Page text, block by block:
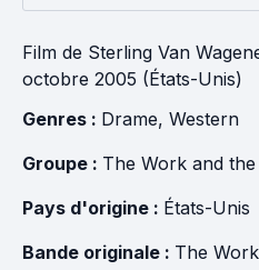
Film de Sterling Van
octobre 2005 (États-Unis)
Genres : Drame, Western
Groupe : The Work and
Pays d'origine : États-Unis
Bande originale : The